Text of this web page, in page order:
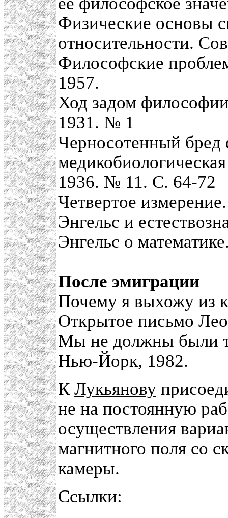
Физические основы
относительности.
Философские
1957.
Ход задом
1931. № 1
Черносотенный
1936. № 11. С. 64-72
Четвертое
Энгельс и
Энгельс о
После эмиграции
Почему я выхожу из
Открытое письмо
Мы не должны были
Нью-Йорк, 1982.
К Лукьянову
не на постоянную
осуществления
магнитного поля со
камеры.
Ссылки: